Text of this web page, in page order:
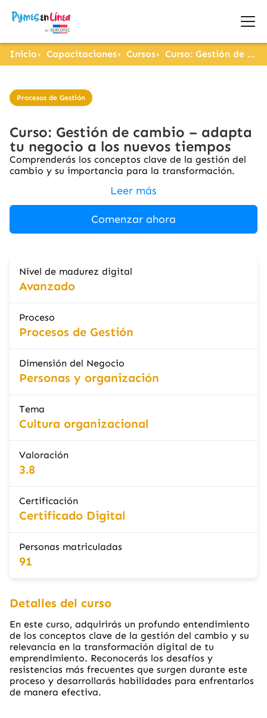
Inicio Capacitaciones Cursos Curso: Gestión de cambio – adapta tu negocio a los nuevos tiempos
Procesos de Gestión
Curso: Gestión de cambio – adapta
tu negocio a los nuevos tiempos
Comprenderás los conceptos clave de la gestión del
cambio y su importancia para la transformación.
Leer más
Comenzar ahora
Nivel de madurez digital
Avanzado
Proceso
Procesos de Gestión
Dimensión del Negocio
Personas y organización
Tema
Cultura organizacional
Valoración
3.8
Certificación
Certificado Digital
Personas matriculadas
91
Detalles del curso
En este curso, adquirirás un profundo entendimiento
de los conceptos clave de la gestión del cambio y su
relevancia en la transformación digital de tu
emprendimiento. Reconocerás los desafíos y
resistencias más frecuentes que surgen durante este
proceso y desarrollarás habilidades para enfrentarlos
de manera efectiva.